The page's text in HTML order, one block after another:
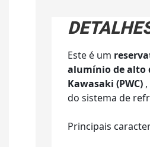
Este é um
alumínio de alto
Kawasaki (PWC),
do sistema de
Principais